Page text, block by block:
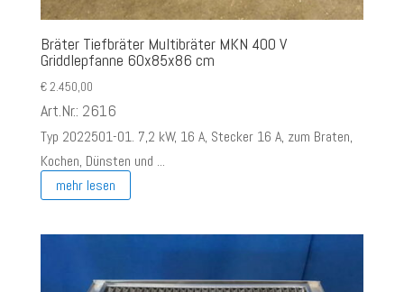
Bräter Tiefbräter Multibräter MKN 400 V
Griddlepfanne 60x85x86 cm
€2.450,00
Art.Nr.: 2616
Typ 2022501-01. 7,2 kW, 16 A, Stecker 16 A, zum Braten,
Kochen, Dünsten und ...
mehr lesen